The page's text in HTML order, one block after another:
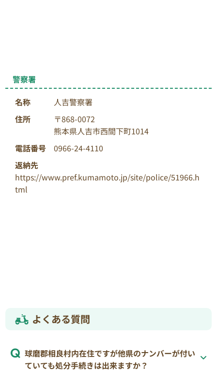
警察署
名称
人吉警察署
住所
〒868-0072
熊本県人吉市西間下町1014
電話番号
0966-24-4110
返納先
https://www.pref.kumamoto.jp/site/police/51966.h
tml
よくある質問
球磨郡相良村内在住ですが他県のナンバーが付い
ていても処分手続きは出来ますか？